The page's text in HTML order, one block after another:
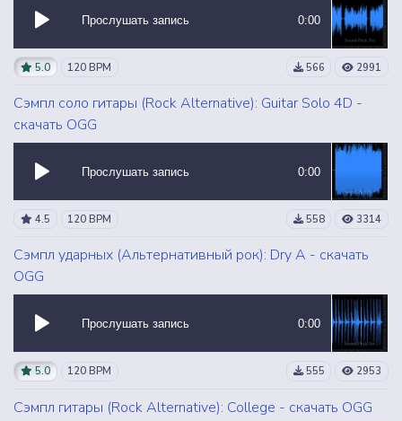
Прослушать запись 0:00
5.0 120 BPM 566 2991
Сэмпл соло гитары (Rock Alternative): Guitar Solo 4D -
скачать OGG
Прослушать запись 0:00
4.5 120 BPM 558 3314
Сэмпл ударных (Альтернативный рок): Dry A - скачать
OGG
Прослушать запись 0:00
5.0 120 BPM 555 2953
Сэмпл гитары (Rock Alternative): College - скачать OGG